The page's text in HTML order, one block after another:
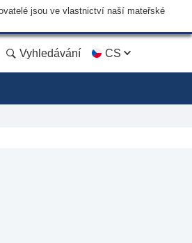
jsou ve vlastnictví naší mateřské
Vyhledávání CS